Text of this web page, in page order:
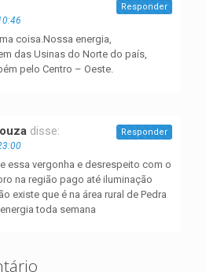
coisa.Nossa energia,
das Usinas do Norte do país,
pelo Centro – Oeste.
Responder
disse:
essa vergonha e desrespeito com o
na região pago até iluminação
existe que é na área rural de Pedra
toda semana
Responder